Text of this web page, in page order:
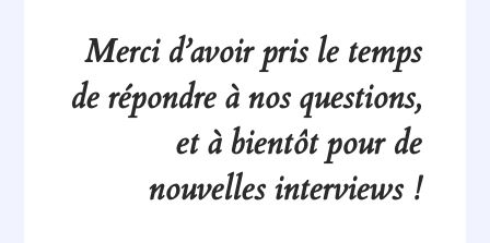
Merci d’avoir pris le temps
de répondre à nos questions,
et à bientôt pour de
nouvelles interviews !